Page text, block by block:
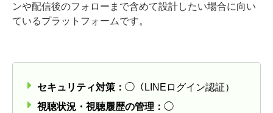
ンや配信後のフォローまで含めて設計したい場合に向い
ているプラットフォームです。
セキュリティ対策： ◯（LINEログイン認証）
視聴状況・視聴履歴の管理： ◯